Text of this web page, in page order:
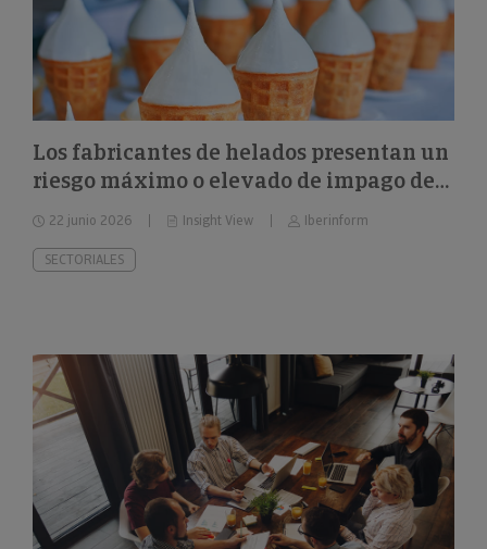
Los fabricantes de helados presentan un
riesgo máximo o elevado de impago del
26%
22 junio 2026 Insight View Iberinform
SECTORIALES